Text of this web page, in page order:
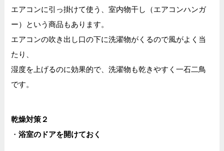
エアコンに引っ掛けて使う、室内物干し（エアコンハンガ
ー）という商品もあります。
エアコンの吹き出し口の下に洗濯物がくるので風がよく当
たり、
湿度を上げるのに効果的で、洗濯物も乾きやすく一石二鳥
です。
乾燥対策２
・ 浴室のドアを開けておく